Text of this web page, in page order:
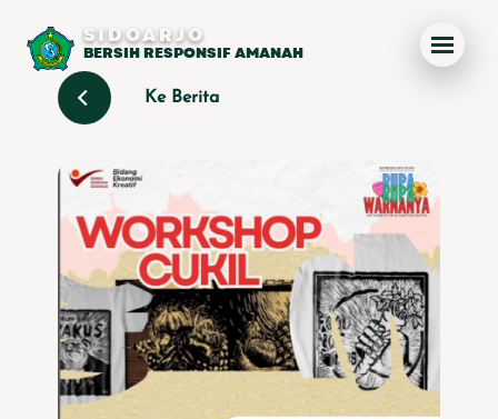
SIDOARJO
BERSIH RESPONSIF AMANAH
Ke Berita